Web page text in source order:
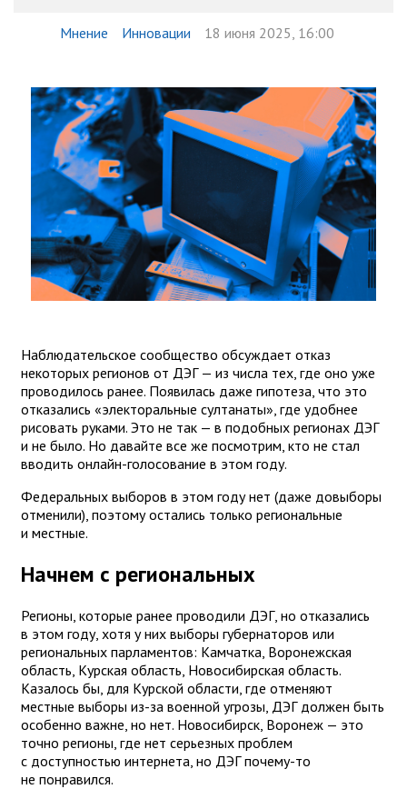
Мнение Инновации 18 июня 2025, 16:00
Наблюдательское сообщество обсуждает отказ
некоторых регионов от ДЭГ — из числа тех, где оно уже
проводилось ранее. Появилась даже гипотеза, что это
отказались «электоральные султанаты», где удобнее
рисовать руками. Это не так — в подобных регионах ДЭГ
и не было. Но давайте все же посмотрим, кто не стал
вводить онлайн-голосование в этом году.
Федеральных выборов в этом году нет (даже довыборы
отменили), поэтому остались только региональные
и местные.
Начнем с региональных
Регионы, которые ранее проводили ДЭГ, но отказались
в этом году, хотя у них выборы губернаторов или
региональных парламентов: Камчатка, Воронежская
область, Курская область, Новосибирская область.
Казалось бы, для Курской области, где отменяют
местные выборы из-за военной угрозы, ДЭГ должен быть
особенно важне, но нет. Новосибирск, Воронеж — это
точно регионы, где нет серьезных проблем
с доступностью интернета, но ДЭГ почему-то
не понравился.